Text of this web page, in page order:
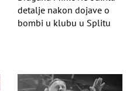
detalje nakon dojave o
bombi u klubu u Splitu